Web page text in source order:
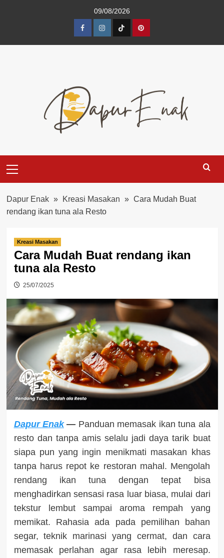
09/08/2026
FacebookInstagram
TikTokPinterest
Menu
Dapur Enak » Kreasi Masakan » Cara Mudah Buat
rendang ikan tuna ala Resto
Kreasi Masakan
Cara Mudah Buat rendang ikan
tuna ala Resto
25/07/2025
Dapur Enak— Panduan memasak ikan tuna ala
resto dan tanpa amis selalu jadi daya tarik buat
siapa pun yang ingin menikmati masakan khas
tanpa harus repot ke restoran mahal. Mengolah
rendang ikan tuna dengan tepat bisa
menghadirkan sensasi rasa luar biasa, mulai dari
tekstur lembut sampai aroma rempah yang
memikat. Rahasia ada pada pemilihan bahan
segar, teknik marinasi yang cermat, dan cara
memasak perlahan agar rasa lebih meresap.